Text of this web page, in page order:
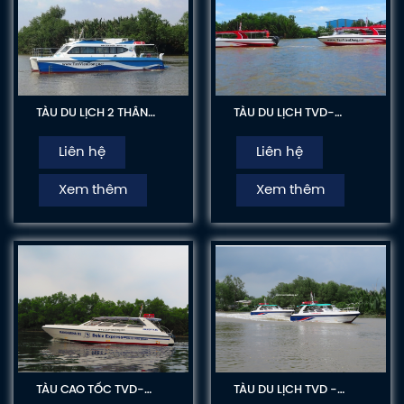
vị vận tải hành
khách yêu thích,
lựa chọn vì những
đặc tính kinh tế và
tiện dụng.
này. Với sức chứa
50 người, thì Scarlet
Pearl Cruise sẽ thu
hút được nhiều du
khách đến với du
lịch biển Quảng
TÀU DU LỊCH 2 THÂN
Liên hệ
Xem thêm
TÀU DU LỊCH TVD-
Liên hệ
Xem thêm
TÀU CAO TỐC TVD-
TÀU DU LỊCH TVD -